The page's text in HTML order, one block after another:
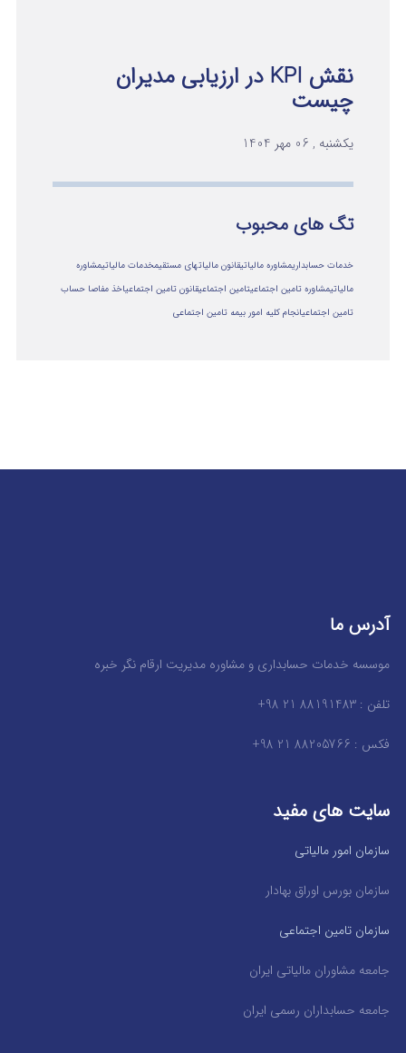
نقش KPI در ارزیابی مدیران
چیست
یکشنبه , 06 مهر 1404
تگ های محبوب
خدمات حسابداریمشاوره مالیاتیقانون مالیاتهای مستقیمخدمات مالیاتیمشاوره
مالياتيمشاوره تامین اجتماعیتامین اجتماعیقانون تامین اجتماعیاخذ مفاصا حساب
تامین اجتماعیانجام کلیه امور بیمه تامین اجتماعی
آدرس ما
موسسه خدمات حسابداری و مشاوره مدیریت ارقام نگر خبره
تلفن : 88191483 21 98+
فکس : 88205766 21 98+
سایت های مفید
سازمان امور مالیاتی
سازمان بورس اوراق بهادار
سازمان تامین اجتماعی
جامعه مشاوران مالیاتی ایران
جامعه حسابداران رسمی ایران